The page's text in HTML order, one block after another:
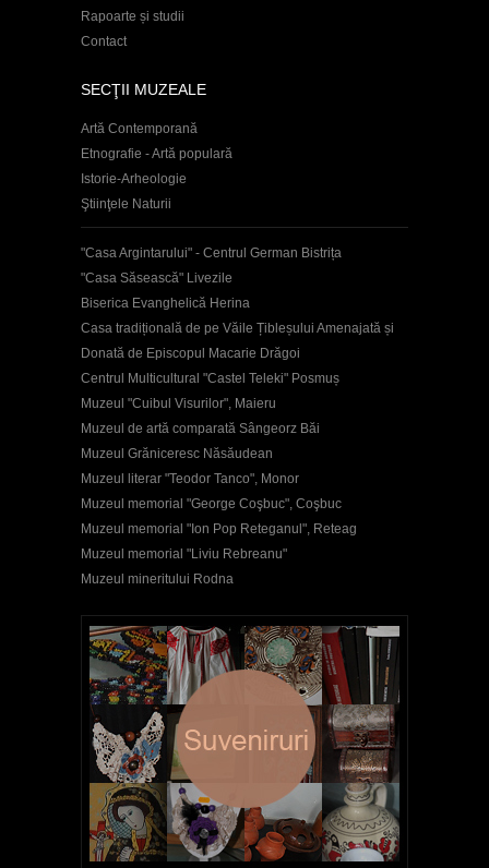
Rapoarte și studii
Contact
SECŢII MUZEALE
Artă Contemporană
Etnografie - Artă populară
Istorie-Arheologie
Ştiinţele Naturii
"Casa Argintarului" - Centrul German Bistrița
"Casa Săsească" Livezile
Biserica Evanghelică Herina
Casa tradițională de pe Văile Țibleșului Amenajată și
Donată de Episcopul Macarie Drăgoi
Centrul Multicultural "Castel Teleki" Posmuș
Muzeul "Cuibul Visurilor", Maieru
Muzeul de artă comparată Sângeorz Băi
Muzeul Grăniceresc Năsăudean
Muzeul literar "Teodor Tanco", Monor
Muzeul memorial "George Coşbuc", Coşbuc
Muzeul memorial "Ion Pop Reteganul", Reteag
Muzeul memorial "Liviu Rebreanu"
Muzeul mineritului Rodna